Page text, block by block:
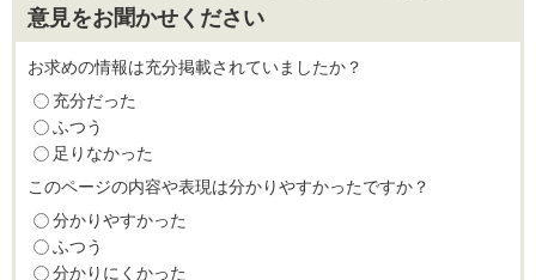
意見をお聞かせください
お求めの情報は充分掲載されていましたか？
充分だった
ふつう
足りなかった
このページの内容や表現は分かりやすかったですか？
分かりやすかった
ふつう
分かりにくかった